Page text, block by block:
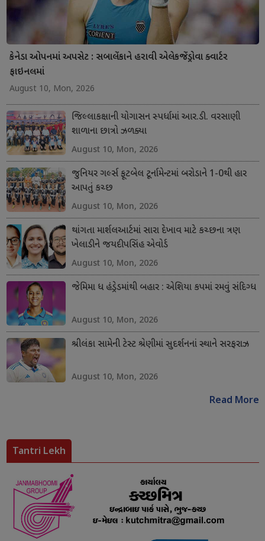
કેનેડા ઓપનમાં અપસેટ : સબાલેંકાને હરાવી એલેકજેંડ્રોવા ક્વાર્ટર
ફાઇનલમાં
August 10, Mon, 2026
જિલ્લાકક્ષાની યોગાસન સ્પર્ધામાં આર.ડી. વરસાણી
શાળાના છાત્રો ઝળક્યા
August 10, Mon, 2026
જુનિયર ગર્લ્સ ફૂટબેલ ટૂર્નામેન્ટમાં બરોડાને 1-0થી હાર
આપતું કચ્છ
August 10, Mon, 2026
થાંગતા માર્શલઆર્ટમાં સારા દેખાવ માટે કચ્છના ત્રણ
ખેલાડીને જયદીપસિંહ એવોર્ડ
August 10, Mon, 2026
જેમિમા ધ હંડ્રેડમાંથી બહાર : એશિયા કપમાં રમવું સંદિગ્ધ
August 10, Mon, 2026
શ્રીલંકા સામેની ટેસ્ટ શ્રેણીમાં સુદર્શનનાં સ્થાને સરફરાઝ
August 10, Mon, 2026
Read More
Tantri Lekh